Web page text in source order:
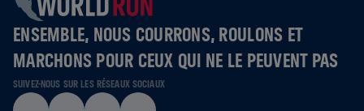
ENSEMBLE, NOUS COURRONS, ROULONS ET
MARCHONS POUR CEUX QUI NE LE PEUVENT PAS
SUIVEZ-NOUS SUR LES RÉSEAUX SOCIAUX